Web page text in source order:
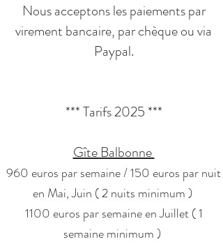
Nous acceptons les paiements par
virement bancaire, par chèque ou via
Paypal.
*** Tarifs 2025 ***
Gîte Balbonne
960 euros par semaine / 150 euros par nuit
en Mai, Juin ( 2 nuits minimum )
1100 euros par semaine en Juillet ( 1
semaine minimum )